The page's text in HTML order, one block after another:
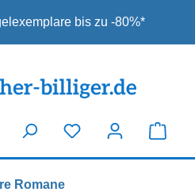
bis zu -80%*
Romane